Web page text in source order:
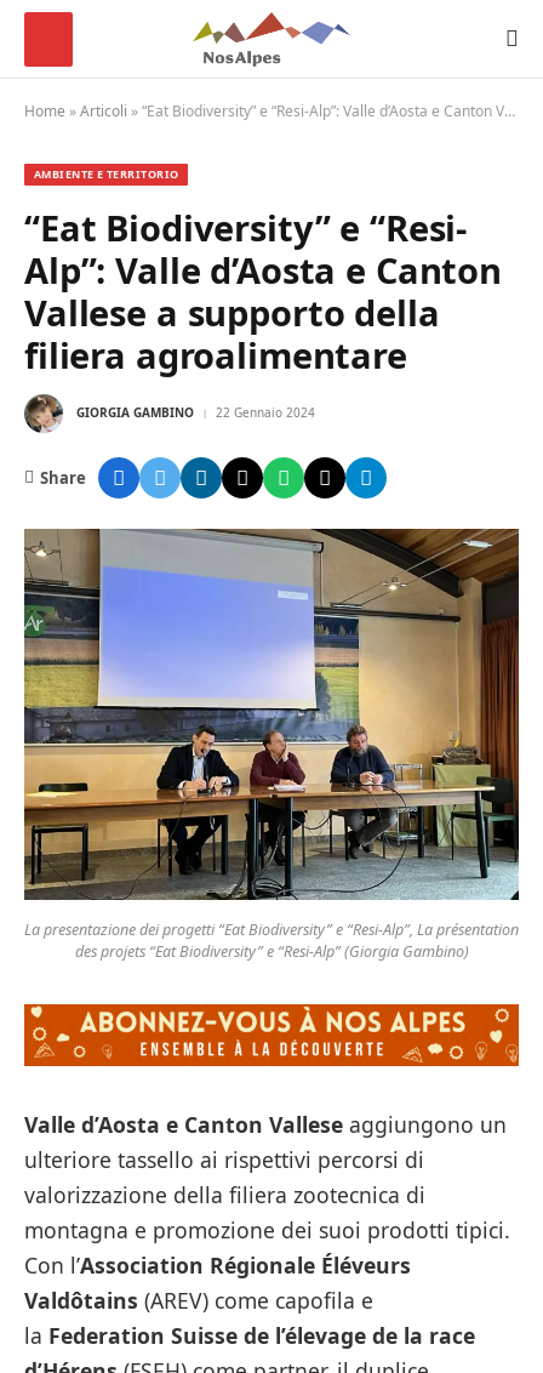
Home »Articoli »“Eat Biodiversity” e “Resi-Alp”: Valle d’Aosta e Canton Vallese a supporto della filiera agroalimentare
AMBIENTE E TERRITORIO
“Eat Biodiversity” e “Resi-
Alp”: Valle d’Aosta e Canton
Vallese a supporto della
filiera agroalimentare
GIORGIA GAMBINO 22 Gennaio 2024
Share
La presentazione dei progetti “Eat Biodiversity” e “Resi-Alp”, La présentation
des projets “Eat Biodiversity” e “Resi-Alp” (Giorgia Gambino)
Valle d’Aosta e Canton Vallese aggiungono un
ulteriore tassello ai rispettivi percorsi di
valorizzazione della filiera zootecnica di
montagna e promozione dei suoi prodotti tipici.
Con l’Association Régionale Éléveurs
Valdôtains (AREV) come capofila e
la Federation Suisse de l’élevage de la race